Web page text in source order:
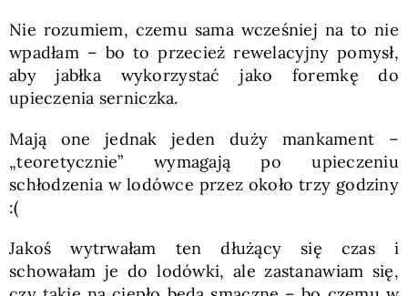
Nie rozumiem, czemu sama wcześniej na to nie
wpadłam – bo to przecież rewelacyjny pomysł,
aby jabłka wykorzystać jako foremkę do
upieczenia serniczka.
Mają one jednak jeden duży mankament –
„teoretycznie” wymagają po upieczeniu
schłodzenia w lodówce przez około trzy godziny
:(
Jakoś wytrwałam ten dłużący się czas i
schowałam je do lodówki, ale zastanawiam się,